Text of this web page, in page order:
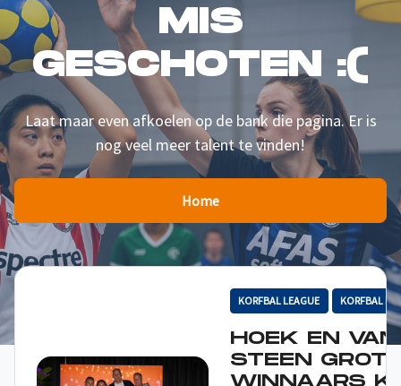
MIS
GESCHOTEN :(
Laat maar even afkoelen op de bank die pagina. Er is
nog veel meer talent te vinden!
Home
KORFBAL LEAGUE KORFBAL
HOEK EN VAN
STEEN
WINNAARS